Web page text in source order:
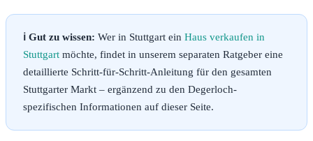
ℹ️ Gut zu wissen: Wer in Stuttgart ein Haus verkaufen in
Stuttgart möchte, findet in unserem separaten Ratgeber eine
detaillierte Schritt-für-Schritt-Anleitung für den gesamten
Stuttgarter Markt – ergänzend zu den Degerloch-
spezifischen Informationen auf dieser Seite.